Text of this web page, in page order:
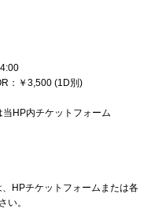
：￥3,500 (1D別)
HP内チケットフォーム
HPチケットフォームまたは各
い。